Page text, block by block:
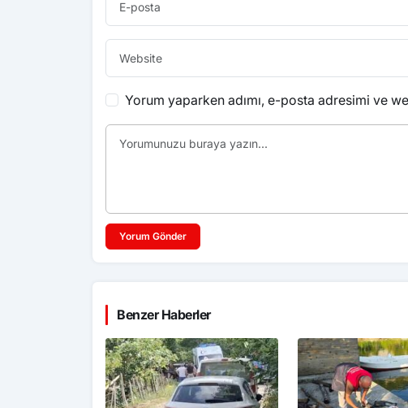
Yorum yaparken adımı, e-posta adresimi ve
Yorum Gönder
Benzer Haberler